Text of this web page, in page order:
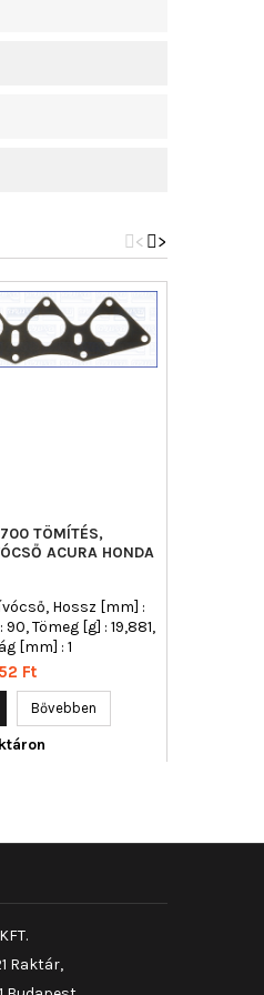
>
<
TÖMÍTÉS,
ACURA HONDA
Hossz [mm] :
Tömeg [g] : 19,881,
[mm] : 1
Ft
Bővebben
Raktár,